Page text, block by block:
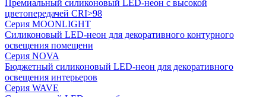
Премиальный силиконовый LED-неон с высокой
цветопередачей CRI>98
Серия MOONLIGHT
Силиконовый LED-неон для декоративного контурного
освещения помещени
Серия NOVA
Бюджетный силиконовый LED-неон для декоративного
освещения интерьеров
Серия WAVE